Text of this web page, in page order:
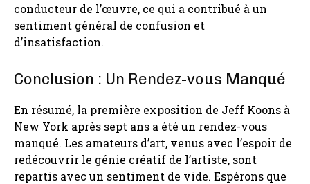
conducteur de l’œuvre, ce qui a contribué à un
sentiment général de confusion et
d’insatisfaction.
Conclusion : Un Rendez-vous Manqué
En résumé, la première exposition de Jeff Koons à
New York après sept ans a été un rendez-vous
manqué. Les amateurs d’art, venus avec l’espoir de
redécouvrir le génie créatif de l’artiste, sont
repartis avec un sentiment de vide. Espérons que